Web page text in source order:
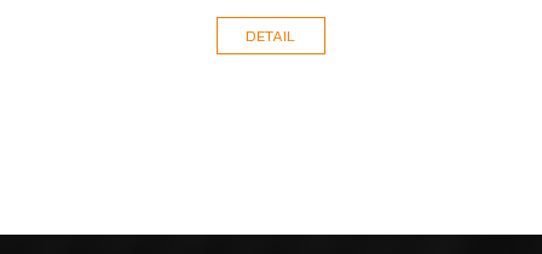
DETAIL